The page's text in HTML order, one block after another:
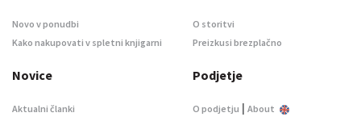
Novo v ponudbi
Kako nakupovati v spletni knjigarni
O storitvi
Preizkusi brezplačno
Novice
Aktualni članki
Podjetje
O podjetju | About